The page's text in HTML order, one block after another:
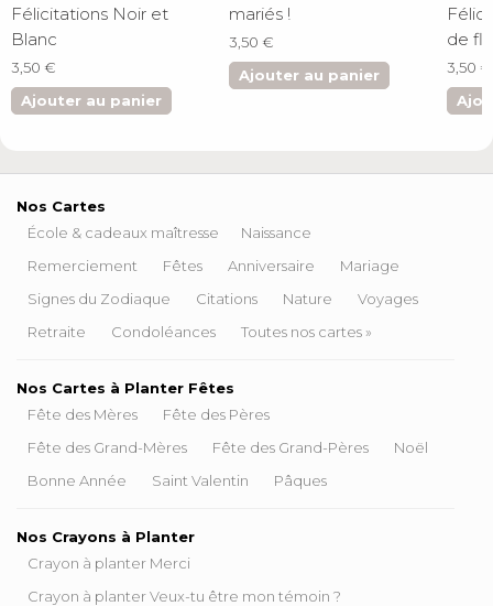
Félicitations Noir et
Blanc
3,50 €
Ajouter au panier
mariés !
3,50 €
Ajouter au panier
de
3,50 €
Nos Cartes
École & cadeaux maîtresse
Naissance
Remerciement
Fêtes Anniversaire
Mariage
Signes du Zodiaque
Citations Nature
Voyages
Retraite
Condoléances Toutes nos cartes »
Nos Cartes à Planter Fêtes
Fête des Mères
Fête des Pères
Fête des Grand-Mères
Fête des Grand-Pères
Noël
Bonne Année
Saint Valentin Pâques
Nos Crayons à Planter
Crayon à planter Merci
Crayon à planter Veux-tu être mon témoin ?